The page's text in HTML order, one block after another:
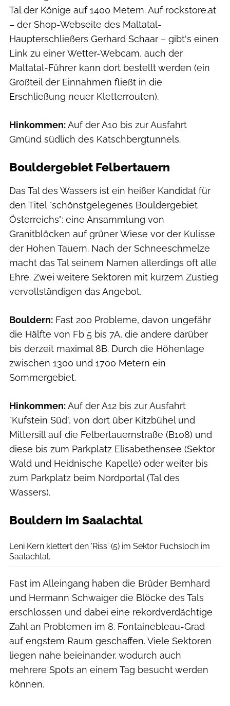
Tal der Könige auf 1400 Metern. Auf rockstore.at
– der Shop-Webseite des Maltatal-
Haupterschließers Gerhard Schaar – gibt‘s einen
Link zu einer Wetter-Webcam, auch der
Maltatal-Führer kann dort bestellt werden (ein
Großteil der Einnahmen fließt in die
Erschließung neuer Kletterrouten).
Hinkommen:Auf der A10 bis zur Ausfahrt
Gmünd südlich des Katschbergtunnels.
Bouldergebiet Felbertauern
Das Tal des Wassers ist ein heißer Kandidat für
den Titel "schönstgelegenes Bouldergebiet
Österreichs": eine Ansammlung von
Granitblöcken auf grüner Wiese vor der Kulisse
der Hohen Tauern. Nach der Schneeschmelze
macht das Tal seinem Namen allerdings oft alle
Ehre. Zwei weitere Sektoren mit kurzem Zustieg
vervollständigen das Angebot.
Bouldern: Fast 200 Probleme, davon ungefähr
die Hälfte von Fb 5 bis 7A, die andere darüber
bis derzeit maximal 8B. Durch die Höhenlage
zwischen 1300 und 1700 Metern ein
Sommergebiet.
Hinkommen:Auf der A12 bis zur Ausfahrt
"Kufstein Süd", von dort über Kitzbühel und
Mittersill auf die Felbertauernstraße (B108) und
diese bis zum Parkplatz Elisabethensee (Sektor
Wald und Heidnische Kapelle) oder weiter bis
zum Parkplatz beim Nordportal (Tal des
Wassers).
Bouldern im Saalachtal
Leni Kern klettert den 'Riss' (5) im Sektor Fuchsloch im
Saalachtal.
Fast im Alleingang haben die Brüder Bernhard
und Hermann Schwaiger die Blöcke des Tals
erschlossen und dabei eine rekordverdächtige
Zahl an Problemen im 8. Fontainebleau-Grad
auf engstem Raum geschaffen. Viele Sektoren
liegen nahe beieinander, wodurch auch
mehrere Spots an einem Tag besucht werden
können.